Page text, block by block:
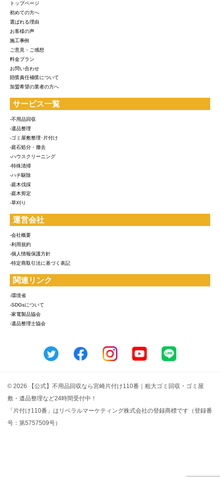
トップページ
初めての方へ
選ばれる理由
お客様の声
施工事例
ご意見・ご感想
料金プラン
お問い合わせ
賠償責任補償について
加盟希望の業者の方へ
サービス一覧
-不用品回収
-遺品整理
-ゴミ屋敷整理･片付け
-庭石処分・撤去
-ハウスクリーニング
-特殊清掃
-ハチ駆除
-庭木伐採
-庭木剪定
-草刈り
運営会社
-会社概要
-利用規約
-個人情報保護方針
-特定商取引法に基づく表記
関連リンク
-環境省
-SDGsについて
-家電製品協会
-遺品整理士協会
© 2026 【公式】不用品回収なら宮崎片付け110番｜粗大ゴミ回収・ゴミ屋
敷・遺品整理など24時間受付中！
「片付け110番」はリベラルマーケティング株式会社の登録商標です（登録番
号：第5757509号）